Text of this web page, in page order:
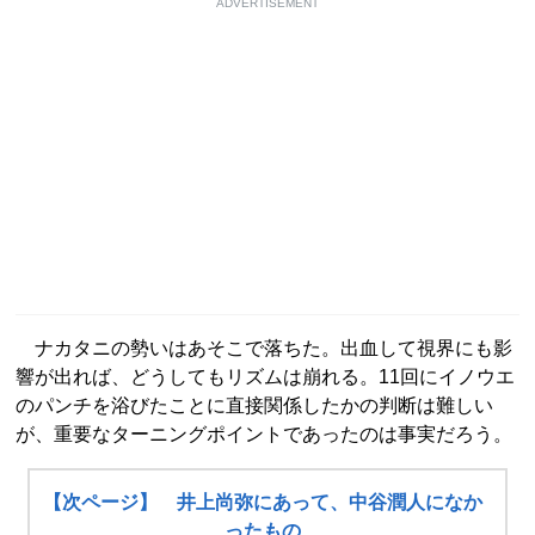
ADVERTISEMENT
ナカタニの勢いはあそこで落ちた。出血して視界にも影
響が出れば、どうしてもリズムは崩れる。11回にイノウエ
のパンチを浴びたことに直接関係したかの判断は難しい
が、重要なターニングポイントであったのは事実だろう。
【次ページ】 井上尚弥にあって、中谷潤人になか